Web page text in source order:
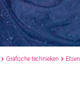
 Grafische technieken  Etsen